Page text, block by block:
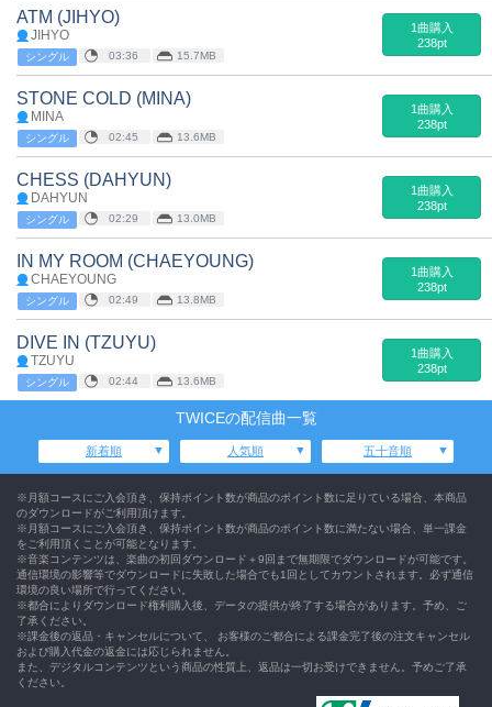
ATM (JIHYO)
JIHYO
シングル 03:36 15.7MB
1曲購入
238pt
STONE COLD (MINA)
MINA
シングル 02:45 13.6MB
1曲購入
238pt
CHESS (DAHYUN)
DAHYUN
シングル 02:29 13.0MB
1曲購入
238pt
IN MY ROOM (CHAEYOUNG)
CHAEYOUNG
シングル 02:49 13.8MB
1曲購入
238pt
DIVE IN (TZUYU)
TZUYU
シングル 02:44 13.6MB
1曲購入
238pt
TWICEの配信曲一覧
新着順 人気順 五十音順
※月額コースにご入会頂き、保持ポイント数が商品のポイント数に足りている場合、本商品
のダウンロードがご利用頂けます。
※月額コースにご入会頂き、保持ポイント数が商品のポイント数に満たない場合、単一課金
をご利用頂くことが可能となります。
※音楽コンテンツは、楽曲の初回ダウンロード＋9回まで無期限でダウンロードが可能です。
通信環境の影響等でダウンロードに失敗した場合でも1回としてカウントされます。必ず通信
環境の良い場所で行ってください。
※都合によりダウンロード権利購入後、データの提供が終了する場合があります。予め、ご
了承ください。
※課金後の返品・キャンセルについて、 お客様のご都合による課金完了後の注文キャンセル
および購入代金の返金には応じられません。
また、デジタルコンテンツという商品の性質上、返品は一切お受けできません。予めご了承
ください。